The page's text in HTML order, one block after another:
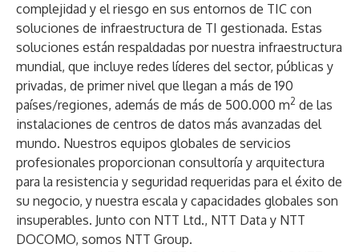
complejidad y el riesgo en sus entornos de TIC con
soluciones de infraestructura de TI gestionada. Estas
soluciones están respaldadas por nuestra infraestructura
mundial, que incluye redes líderes del sector, públicas y
privadas, de primer nivel que llegan a más de 190
países/regiones, además de más de 500.000 m2 de las
instalaciones de centros de datos más avanzadas del
mundo. Nuestros equipos globales de servicios
profesionales proporcionan consultoría y arquitectura
para la resistencia y seguridad requeridas para el éxito de
su negocio, y nuestra escala y capacidades globales son
insuperables. Junto con NTT Ltd., NTT Data y NTT
DOCOMO, somos NTT Group.